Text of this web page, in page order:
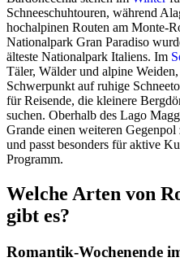
Schneeschuhtouren, während
hochalpinen Routen am Monte-
Nationalpark Gran Paradiso
älteste Nationalpark Italiens. Im
Täler, Wälder und alpine
Schwerpunkt auf ruhige
für Reisende, die kleinere
suchen. Oberhalb des Lago
Grande einen weiteren
und passt besonders für aktive
Programm.
Welche Arten von
gibt es?
Romantik-Wochenende